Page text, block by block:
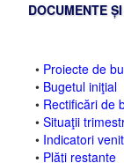
DOCUMENTE
• Proiecte de
• Bugetul iniţial
• Rectificări de
• Situaţii
• Indicatori
• Plăţi restante